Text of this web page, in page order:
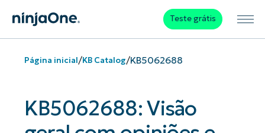
Teste grátis
Página inicial/KB Catalog/KB5062688
KB5062688: Visão